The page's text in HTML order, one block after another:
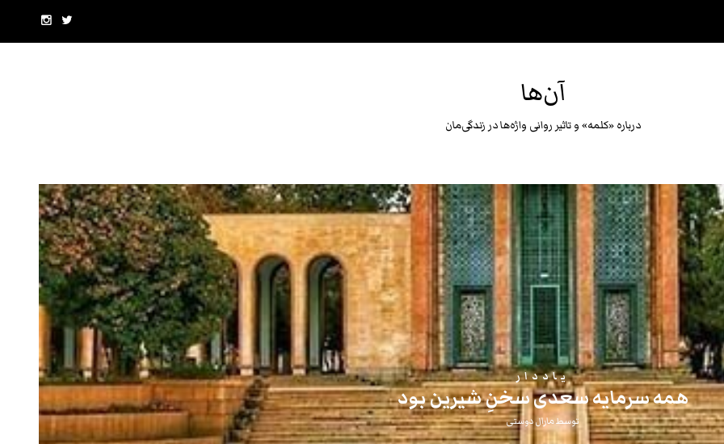
آن‌ها
درباره «كلمه» و تاثير روانى واژه‌ها در زندگى‌مان
یاددار
همه سرمایه‌ سعدی سخنِ شیرین بود
توسطمارال دوستی